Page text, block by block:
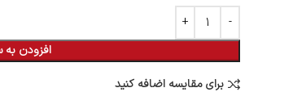
افزودن
برای مقایسه اضافه کنید